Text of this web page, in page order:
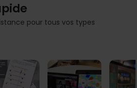
pour tous vos types